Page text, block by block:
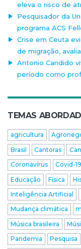
eleva o risco de
Pesquisador da
programa ACS
Crise em Ceuta
de migração,
Antonio Candido
período como
TEMAS
agricultura
Brasil
Cantoras
Coronavírus
Covid-19
Educação
Física
Inteligência Artificial
Mudança climática
Música brasileira
Pandemia
Pesquisa